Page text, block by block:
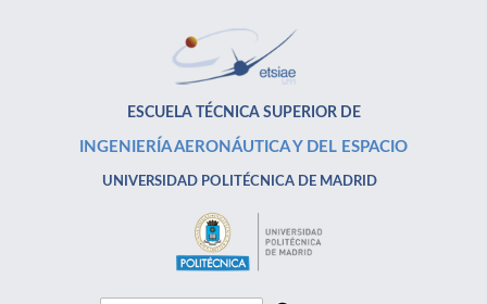
ESCUELA TÉCNICA SUPERIOR DE
INGENIERÍA AERONÁUTICA Y DEL ESPACIO
UNIVERSIDAD POLITÉCNICA DE MADRID